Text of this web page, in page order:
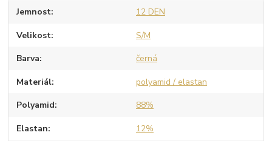
Jemnost 12 DEN
Velikost S/M
Barva černá
Materiál polyamid / elastan
Polyamid 88%
Elastan 12%